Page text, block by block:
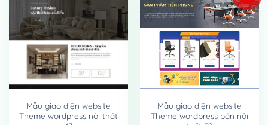
Mẫu giao diện website
Theme wordpress nội thất
Mẫu giao diện website
Theme wordpress bán nội